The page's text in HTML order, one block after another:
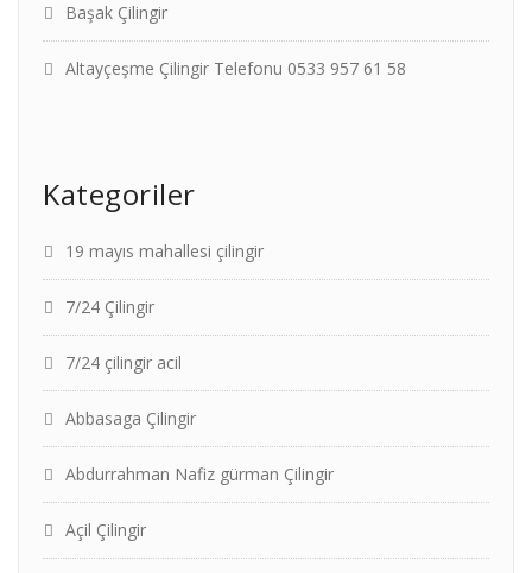
Başak Çilingir
Altayçeşme Çilingir Telefonu 0533 957 61 58
Kategoriler
19 mayıs mahallesi çilingir
7/24 Çilingir
7/24 çilingir acil
Abbasaga Çilingir
Abdurrahman Nafiz gürman Çilingir
Açil Çilingir